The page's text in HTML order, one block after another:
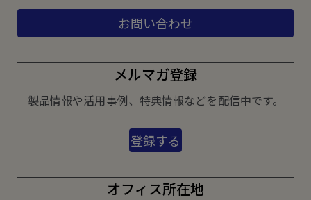
お問い合わせ
メルマガ登録
製品情報や活用事例、特典情報などを配信中です。
登録する
オフィス所在地